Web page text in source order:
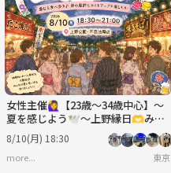
女性主催🙋‍♀️【23歳～34歳中心】～
夏を感じよう🕊️～上野縁日🫶みん
なで夏祭りにいき隊🏮🍧🫶
8/10(月) 18:30
more... 東京